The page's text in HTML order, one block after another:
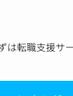
は転職支援サ